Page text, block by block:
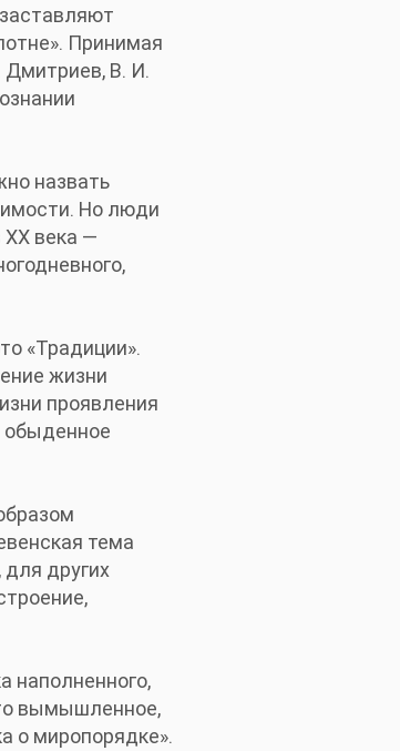
Принимая
Дмитриев, В. И.
назвать
Но люди
века —
«Традиции».
жизни
проявления
обыденное
тема
других
наполненного,
вымышленное,
о миропорядке».